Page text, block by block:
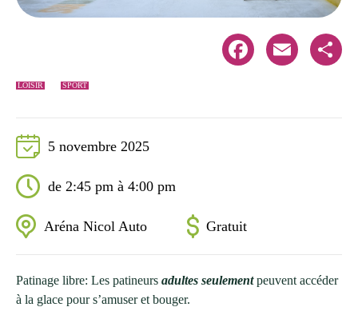
LOISIR SPORT
Facebook Email Share
5 novembre 2025
de 2:45 pm à 4:00 pm
Aréna Nicol Auto Gratuit
Patinage libre: Les patineurs adultes seulementpeuvent accéder
à la glace pour s’amuser et bouger.